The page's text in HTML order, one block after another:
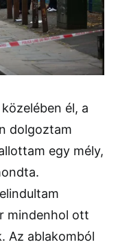
él, a
dolgoztam
egy mély,
mindenhol ott
Az ablakomból